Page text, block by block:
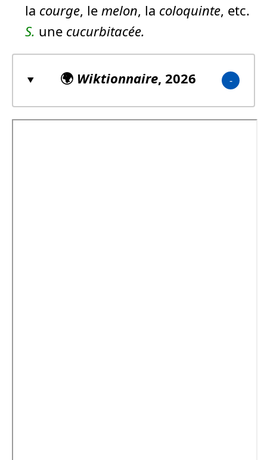
la courge, le melon, la coloquinte, etc.
S. une cucurbitacée.
🌍 Wiktionnaire, 2026